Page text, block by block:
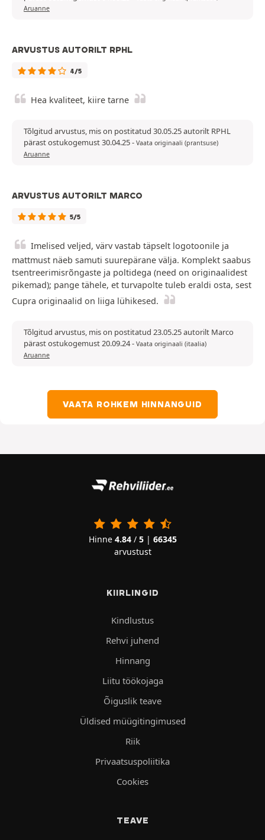
Aruanne
ARVUSTUS AUTORILT RPHL
4/5
Hea kvaliteet, kiire tarne
Tõlgitud arvustus, mis on postitatud 30.05.25 autorilt RPHL
pärast ostukogemust 30.04.25- Vaata originaali (prantsuse)
Aruanne
ARVUSTUS AUTORILT MARCO
5/5
Imelised veljed, värv vastab täpselt logotoonile ja
mattmust näeb samuti suurepärane välja. Komplekt saabus
tsentreerimisrõngaste ja poltidega (need on originaalidest
pikemad); pange tähele, et turvapolte tuleb eraldi osta, sest
Cupra originaalid on liiga lühikesed.
Tõlgitud arvustus, mis on postitatud 23.05.25 autorilt Marco
pärast ostukogemust 20.09.24- Vaata originaali (itaalia)
Aruanne
VAATA ROHKEM HINNANGUID
Hinne 4.84/ 5| 66345
arvustust
KIIRLINGID
Kindlustus
Rehvi juhend
Hinnang
Liitu töökojaga
Õiguslik teave
Üldised müügitingimused
Riik
Privaatsuspoliitika
Cookies
TEAVE